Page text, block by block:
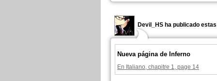
Devil_HS ha publicado
Nueva página de Inferno
En Italiano, chapitre 1, page 14